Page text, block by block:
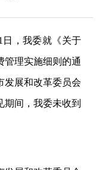
，我委就《关于
管理实施细则的通
发展和改革委员会
期间，我委未收到